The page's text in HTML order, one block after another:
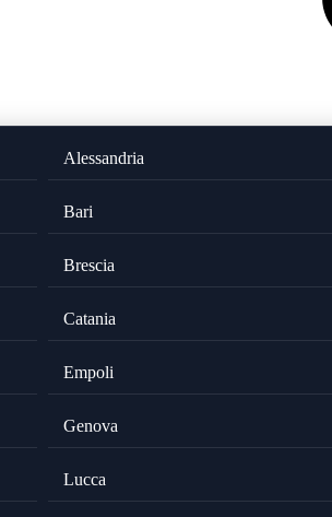
Alessandria
Bari
Brescia
Catania
Empoli
Genova
Lucca